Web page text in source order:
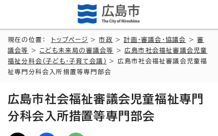
現在の位置： トップページ >市政 >計画・審議会・協議会 >審
議会等
> こども未来局の審議会等 >広島市社会福祉審議会児童
福祉分科会（子ども・子育て会議）
> 広島市社会福祉審議会児童福
祉専門分科会入所措置等専門部会
広島市社会福祉審議会児童福祉専門
分科会入所措置等専門部会